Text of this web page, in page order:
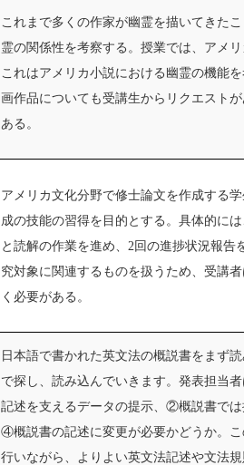
これまで多くの作家が幽霊を描いてきた
霊の関係性を考察する。授業では、アメ
これはアメリカ小説における幽霊の機能
画作品についても受講生からリクエスト
ある。
アメリカ文化分野で修士論文を作成する
成の技能の習得を目的とする。具体的に
と読解の作業を進め、2回の進捗状況報
究対象に関連するものを扱うため、受講
く必要がある。
日本語で書かれた英文法の概説書をまず
で探し、読み込んでいきます。発表担当
記述を支えるデータの提示、②概説書で
④概説書の記述に変更が必要かどうか。
行いながら、よりよい英文法記述や文法